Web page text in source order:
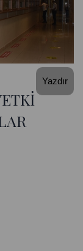
Yazdır